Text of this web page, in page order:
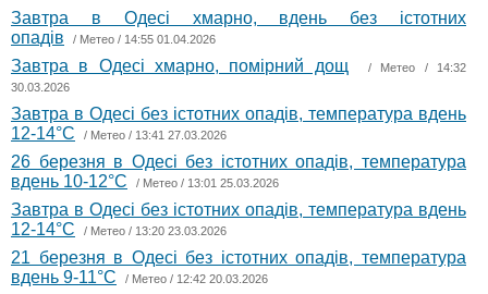
Завтра в Одесі хмарно, вдень без істотних
опадів
/ Метео / 14:55 01.04.2026
Завтра в Одесі хмарно, помірний дощ / Метео / 14:32
30.03.2026
Завтра в Одесі без істотних опадів, температура вдень
12-14°С
/ Метео / 13:41 27.03.2026
26 березня в Одесі без істотних опадів, температура
вдень 10-12°С
/ Метео / 13:01 25.03.2026
Завтра в Одесі без істотних опадів, температура вдень
12-14°С
/ Метео / 13:20 23.03.2026
21 березня в Одесі без істотних опадів, температура
вдень 9-11°С
/ Метео / 12:42 20.03.2026